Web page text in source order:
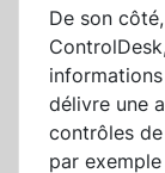
De son
délivre une
contrôles
par